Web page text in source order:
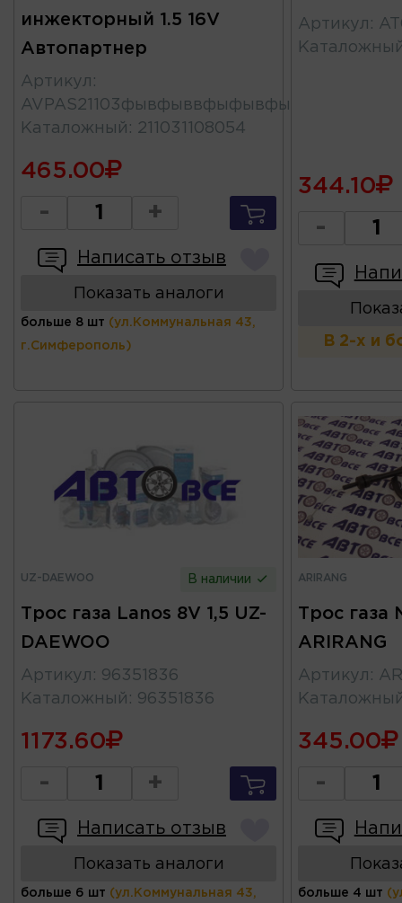
инжекторный 1.5 16V
Автопартнер
Артикул :
AVPAS21103фывфыввфыфывфыв
Каталожный : 211031108054
465.00
- +
Написать отзыв
Показать аналоги
больше 8 шт (ул.Коммунальная 43,
г.Симферополь)
Артикул :
344.10
-
В 2-х и
UZ-DAEWOO В наличии
Трос газа Lanos 8V 1,5 UZ-
DAEWOO
Артикул : 96351836
Каталожный : 96351836
1173.60
- +
Написать отзыв
Показать аналоги
больше 6 шт (ул.Коммунальная 43,
ARIRANG
Трос газа
ARIRANG
Артикул :
345.00
-
больше 4 шт